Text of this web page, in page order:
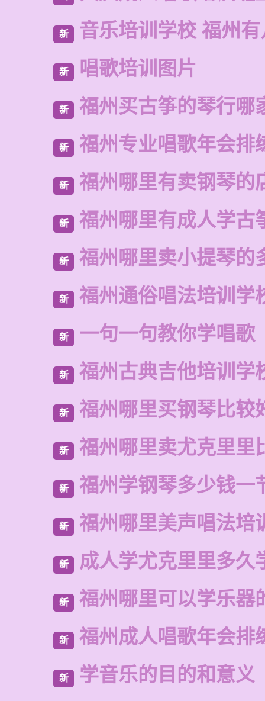
新 音乐培训学校 福州
新 唱歌培训图片
新 福州买古筝的琴行哪
新 福州专业唱歌年会排
新 福州哪里有卖钢琴的
新 福州哪里有成人学古
新 福州哪里卖小提琴的
新 福州通俗唱法培训学
新 一句一句教你学唱歌
新 福州古典吉他培训学
新 福州哪里买钢琴比较
新 福州哪里卖尤克里里
新 福州学钢琴多少钱一
新 福州哪里美声唱法培
新 成人学尤克里里多久
新 福州哪里可以学乐器
新 福州成人唱歌年会排
新 学音乐的目的和意义